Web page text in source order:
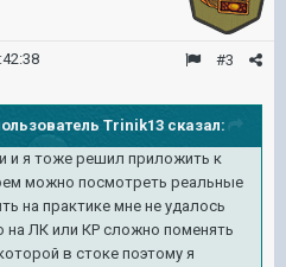
#3
Trinik13 сказал:
и я тоже решил приложить к
можно посмотреть реальные
на практике мне не удалось
на ЛК или КР сложно поменять
в стоке поэтому я